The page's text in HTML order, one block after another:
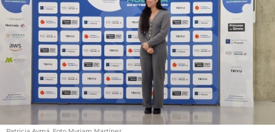
GALERÍAS
VÍDEOS
CONTACTAR
FIESTAS EN EL ALTO ARAGÓN
FIESTAS DE SAN LORENZO